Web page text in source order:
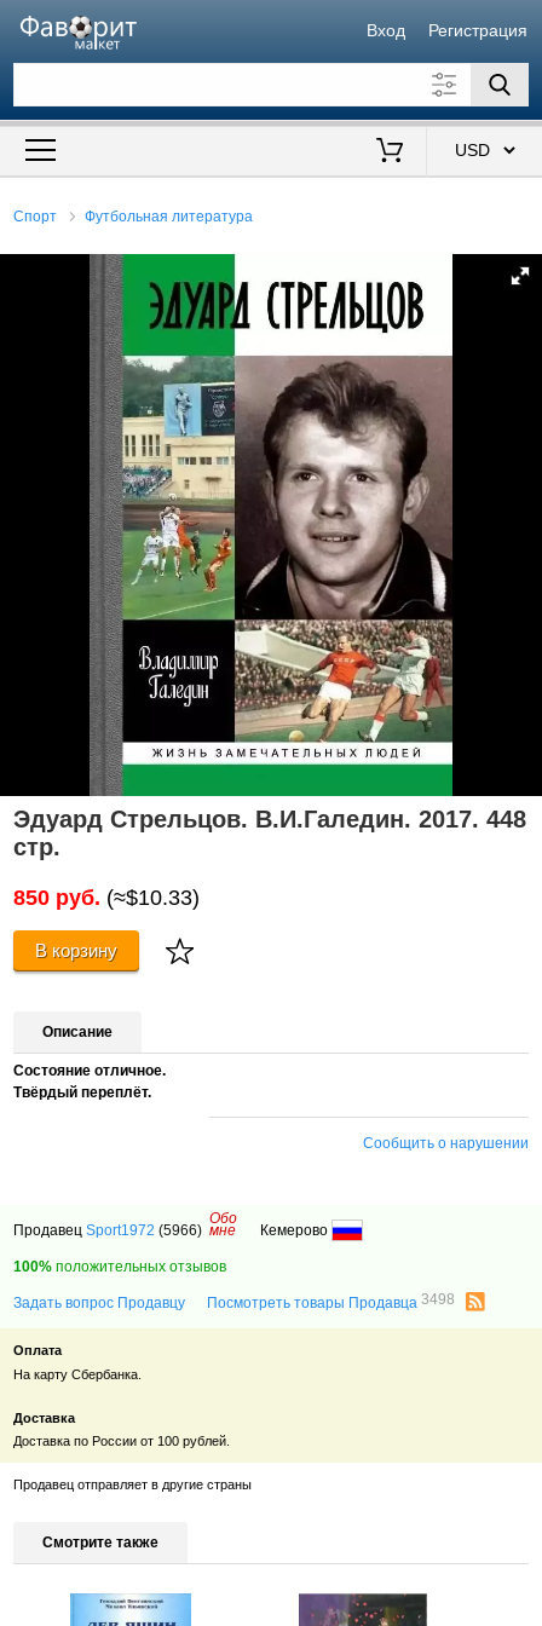
Вход Регистрация
Искать также в описании
Спорт Футбольная литература
Эдуард Стрельцов. В.И.Галедин. 2017. 448
стр.
850 руб. (≈$10.33)
В корзину
Описание
Состояние отличное.
Твёрдый переплёт.
Сообщить о нарушении
ПродавецSport1972 (5966)
Обо
мне Кемерово
100% положительных отзывов
Задать вопрос Продавцу Посмотреть товары Продавца3498
Оплата
На карту Сбербанка.
Доставка
Доставка по России от 100 рублей.
Продавец отправляет в другие страны
Смотрите также